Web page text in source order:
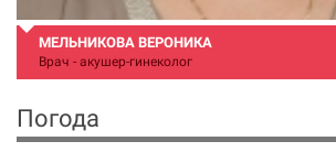
МЕЛЬНИКОВА ВЕРОНИКА
Врач - акушер-гинеколог
Погода